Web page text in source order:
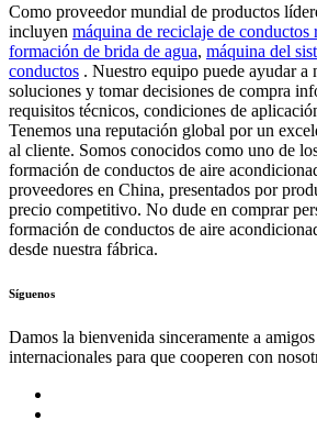
Como proveedor mundial de productos
incluyen máquina de reciclaje de conductos
formación de brida de agua, máquina del
conductos . Nuestro equipo puede ayudar a
soluciones y tomar decisiones de compra
requisitos técnicos, condiciones de
Tenemos una reputación global por un
al cliente. Somos conocidos como uno de
formación de conductos de aire
proveedores en China, presentados por
precio competitivo. No dude en comprar
formación de conductos de aire
desde nuestra fábrica.
Síguenos
Damos la bienvenida sinceramente a
internacionales para que cooperen con